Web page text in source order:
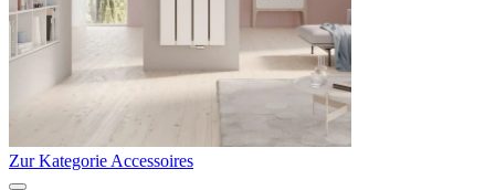
Zur Kategorie Accessoires